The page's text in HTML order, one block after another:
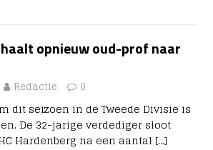
haalt opnieuw oud-prof naar
Redactie 0
dit seizoen in de Tweede Divisie is
De 32-jarige verdediger sloot
Hardenberg na een aantal […]